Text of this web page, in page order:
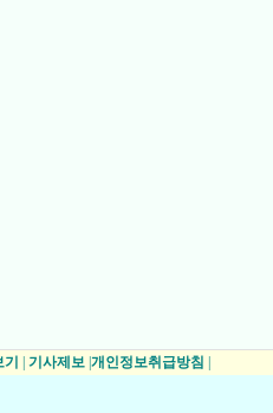
기사제보 개인정보취급방침